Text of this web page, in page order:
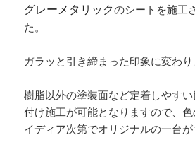
グレーメタリックのシートを施工
た。
ガラッと引き締まった印象に変わり
樹脂以外の塗装面など定着しやす
付け施工が可能となりますので、
イディア次第でオリジナルの一台が